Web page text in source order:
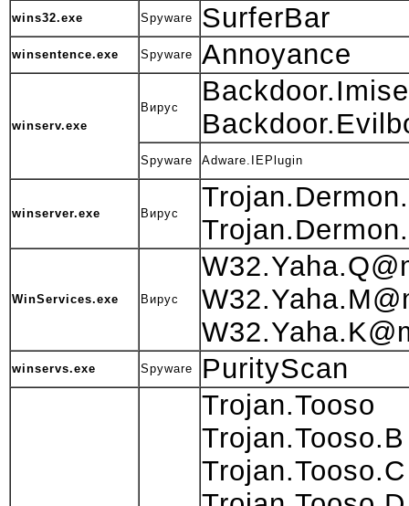
wins32.exe Spyware SurferBar
winsentence.exe Spyware Annoyance
winserv.exe
Вирус
Spyware Adware.IEPlugin
winserver.exe Вирус
WinServices.exe Вирус
winservs.exe Spyware PurityScan
Trojan.Tooso
Trojan.Tooso.B
Trojan.Tooso.C